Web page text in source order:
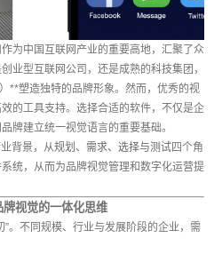
为中国互联网产业的重要高地，汇聚了众
业型互联网公司，还是成熟的科技集团，
**塑造独特的品牌形象。然而，优秀的视
的工具支持。选择合适的软件，不仅是企
牌建立统一视觉语言的重要基础。
背景，从规划、需求、选择与测试四个角
统，从而为品牌视觉管理和数字化运营提
视觉的一体化思维
。不同规模、行业与发展阶段的企业，需